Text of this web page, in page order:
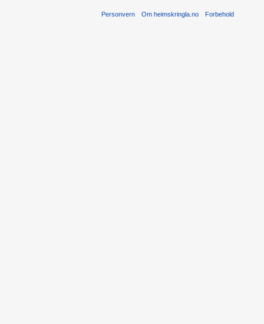
Personvern Om heimskringla.no Forbehold